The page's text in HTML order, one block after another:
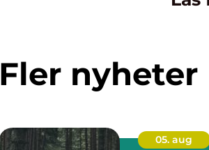
Fler nyheter
05. aug